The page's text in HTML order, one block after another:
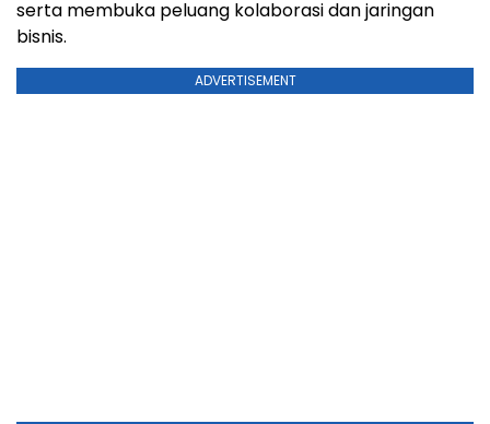
serta membuka peluang kolaborasi dan jaringan
bisnis.
ADVERTISEMENT